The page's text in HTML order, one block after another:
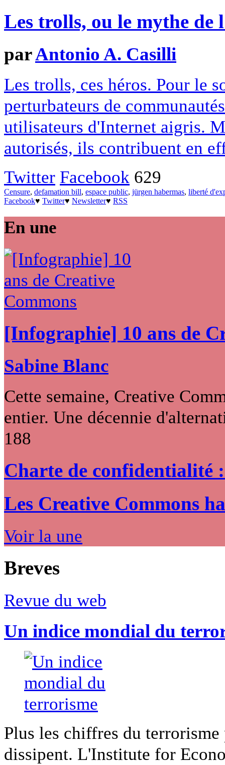
Les trolls, ou le mythe de
parAntonio A. Casilli
Les trolls, ces héros. Pour le
perturbateurs de
utilisateurs d'Internet aigris.
autorisés, ils contribuent en
Twitter Facebook 629
Censure, defamation bill, espace public, jürgen habermas, liberté
Facebook♥ Twitter♥ Newsletter♥ RSS
En une
[Infographie] 10 ans de
Sabine Blanc
Cette semaine, Creative
entier. Une décennie
188
Charte de confidentialité
Les Creative Commons
Voir la une
Breves
Revue du web
Un indice mondial du
Plus les chiffres du
dissipent. L'Institute for